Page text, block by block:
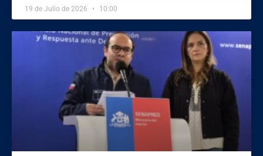
19 de Julio de 2026 10:00